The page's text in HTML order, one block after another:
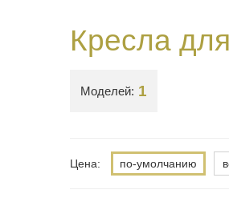
Кресла
Моделей: 1
Цена: по-умолчанию